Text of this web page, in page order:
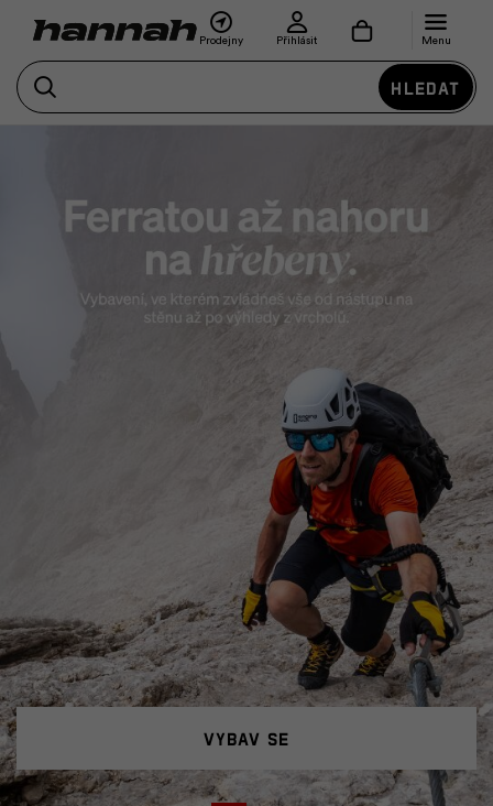
Hledat
Prodejny Přihlásit Menu
vybav se